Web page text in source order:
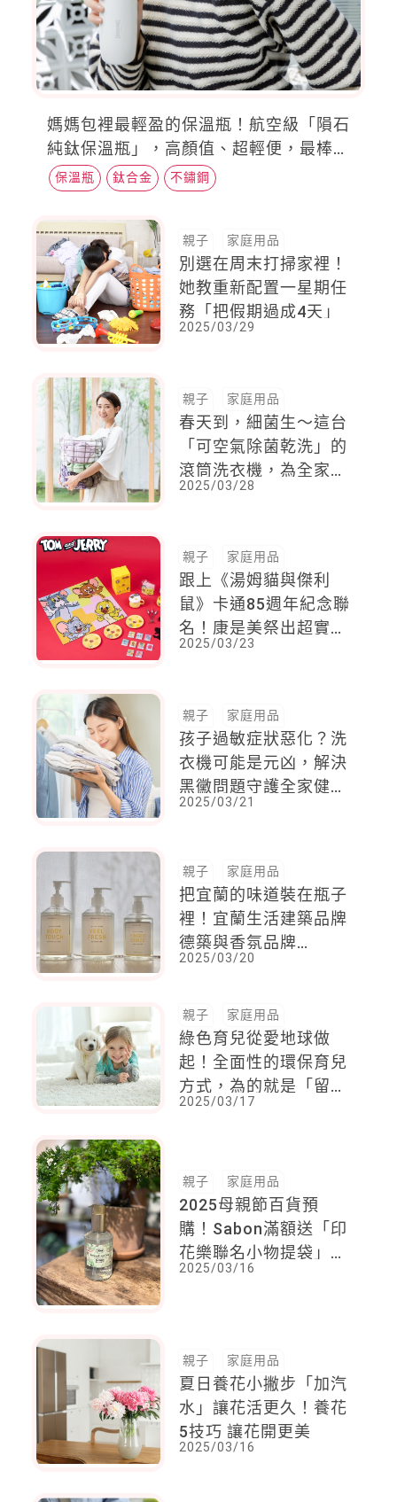
媽媽包裡最輕盈的保溫瓶！航空級「隕石
純鈦保溫瓶」，高顏值、超輕便，最棒的
是裝咖啡、裝牛奶也不怕卡味道
保溫瓶 鈦合金 不鏽鋼
親子 家庭用品
別選在周末打掃家裡！
她教重新配置一星期任
務「把假期過成4天」
2025/03/29
親子 家庭用品
春天到，細菌生～這台
「可空氣除菌乾洗」的
滾筒洗衣機，為全家做
好潔凈抗菌神防護！
2025/03/28
親子 家庭用品
跟上《湯姆貓與傑利
鼠》卡通85週年紀念聯
名！康是美祭出超實用
生活好物，OWNDAYS
2025/03/23
親子 家庭用品
孩子過敏症狀惡化？洗
衣機可能是元凶，解決
黑黴問題守護全家健
康！
2025/03/21
親子 家庭用品
把宜蘭的味道裝在瓶子
裡！宜蘭生活建築品牌
德築與香氛品牌
Eyecandle 聯名，跨界
2025/03/20
親子 家庭用品
綠色育兒從愛地球做
起！全面性的環保育兒
方式，為的就是「留給
寶寶更健康的未來！」
2025/03/17
親子 家庭用品
2025母親節百貨預
購！Sabon滿額送「印
花樂聯名小物提袋」，
Origins祭出愛地球餐
2025/03/16
親子 家庭用品
夏日養花小撇步「加汽
水」讓花活更久！養花
5技巧 讓花開更美
2025/03/16